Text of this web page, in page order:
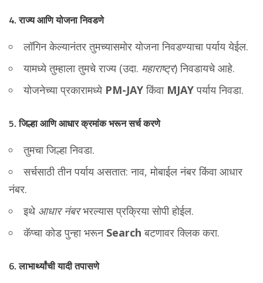
4.राज्य आणि योजना निवडणे
लॉगिन केल्यानंतर तुमच्यासमोर योजना निवडण्याचा पर्याय येईल.
यामध्ये तुम्हाला तुमचे राज्य (उदा. महाराष्ट्र) निवडायचे आहे.
योजनेच्या प्रकारामध्ये PM-JAYकिंवा MJAYपर्याय निवडा.
5.जिल्हा आणि आधार क्रमांक भरून सर्च करणे
तुमचा जिल्हा निवडा.
सर्चसाठी तीन पर्याय असतात: नाव, मोबाईल नंबर किंवा आधार
नंबर.
इथे आधार नंबरभरल्यास प्रक्रिया सोपी होईल.
कॅप्चा कोड पुन्हा भरून Search बटणावर क्लिक करा.
6.लाभार्थ्यांची यादी तपासणे